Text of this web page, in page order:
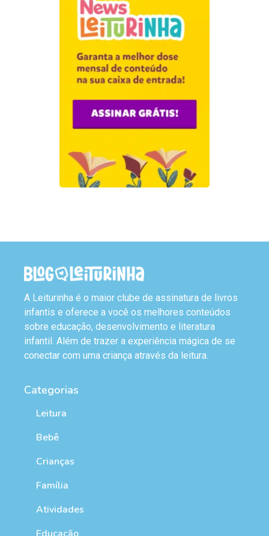
A Leiturinha é o maior clube de assinatura de livros
infantis e oferece a você os melhores conteúdos
sobre educação, desenvolvimento e literatura
infantil. Além de trazer a experiência mágica de se
conectar com uma criança através da leitura.
Categorias
Leitura
Bebê
Crianças
Família
Atividades